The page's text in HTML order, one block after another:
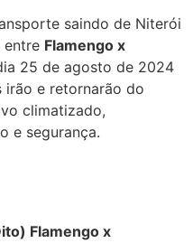
saindo de Niterói
entre Flamengo x
25 de agosto de 2024
irão e retornarão do
climatizado,
e segurança.
Flamengo x